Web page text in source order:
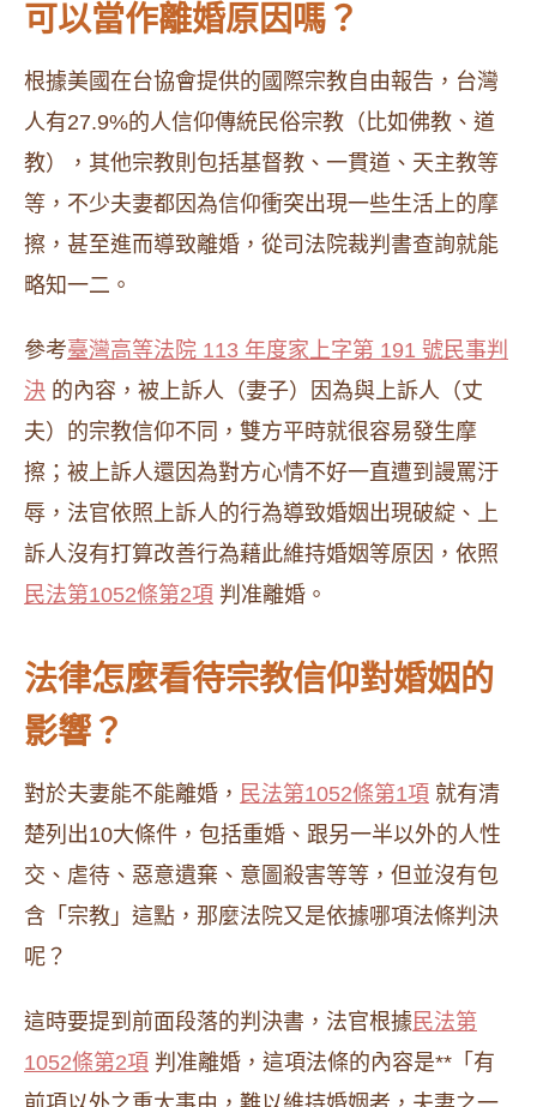
可以當作離婚原因嗎？
根據美國在台協會提供的國際宗教自由報告，台灣
人有27.9%的人信仰傳統民俗宗教（比如佛教、道
教），其他宗教則包括基督教、一貫道、天主教等
等，不少夫妻都因為信仰衝突出現一些生活上的摩
擦，甚至進而導致離婚，從司法院裁判書查詢就能
略知一二。
參考臺灣高等法院 113 年度家上字第 191 號民事判
決 的內容，被上訴人（妻子）因為與上訴人（丈
夫）的宗教信仰不同，雙方平時就很容易發生摩
擦；被上訴人還因為對方心情不好一直遭到謾罵汙
辱，法官依照上訴人的行為導致婚姻出現破綻、上
訴人沒有打算改善行為藉此維持婚姻等原因，依照
民法第1052條第2項 判准離婚。
法律怎麼看待宗教信仰對婚姻的
影響？
對於夫妻能不能離婚， 民法第1052條第1項 就有清
楚列出10大條件，包括重婚、跟另一半以外的人性
交、虐待、惡意遺棄、意圖殺害等等，但並沒有包
含「宗教」這點，那麼法院又是依據哪項法條判決
呢？
這時要提到前面段落的判決書，法官根據 民法第
1052條第2項 判准離婚，這項法條的內容是**「有